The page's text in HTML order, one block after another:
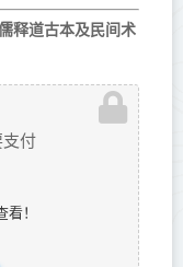
释道古本及民间术
支付
！